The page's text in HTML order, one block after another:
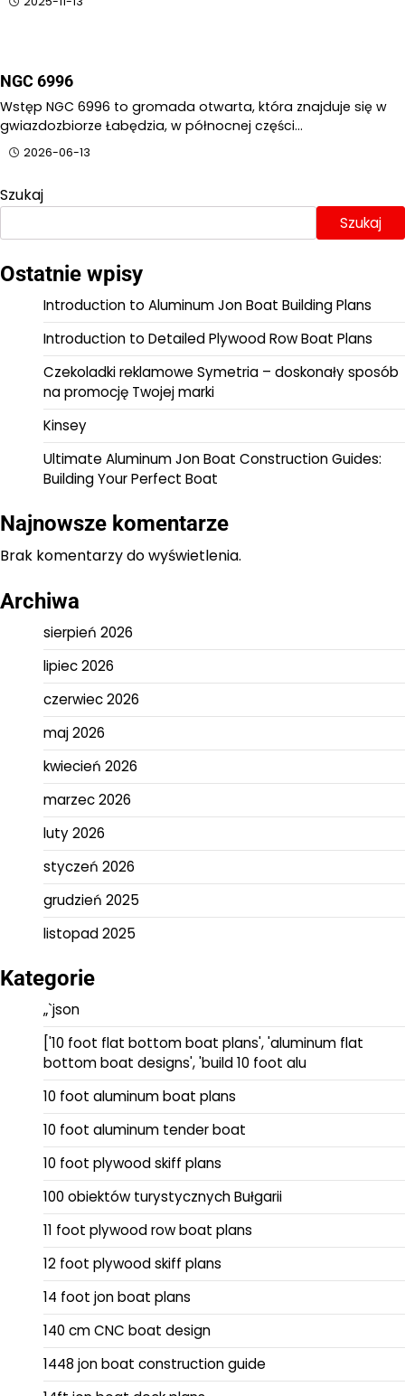
NGC 6996
Wstęp NGC 6996 to gromada otwarta, która znajduje się w
gwiazdozbiorze Łabędzia, w północnej części…
2026-06-13
Szukaj
Szukaj
Ostatnie wpisy
Introduction to Aluminum Jon Boat Building Plans
Introduction to Detailed Plywood Row Boat Plans
Czekoladki reklamowe Symetria – doskonały sposób
na promocję Twojej marki
Kinsey
Ultimate Aluminum Jon Boat Construction Guides:
Building Your Perfect Boat
Najnowsze komentarze
Brak komentarzy do wyświetlenia.
Archiwa
sierpień 2026
lipiec 2026
czerwiec 2026
maj 2026
kwiecień 2026
marzec 2026
luty 2026
styczeń 2026
grudzień 2025
listopad 2025
Kategorie
„`json
['10 foot flat bottom boat plans', 'aluminum flat
bottom boat designs', 'build 10 foot alu
10 foot aluminum boat plans
10 foot aluminum tender boat
10 foot plywood skiff plans
100 obiektów turystycznych Bułgarii
11 foot plywood row boat plans
12 foot plywood skiff plans
14 foot jon boat plans
140 cm CNC boat design
1448 jon boat construction guide